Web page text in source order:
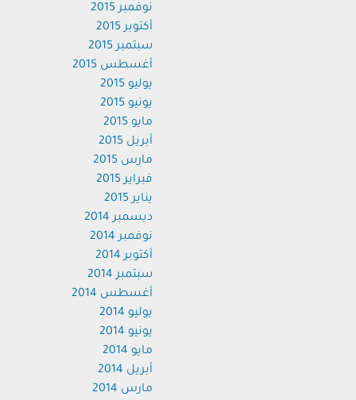
نوفمبر 2015
أكتوبر 2015
سبتمبر 2015
أغسطس 2015
يوليو 2015
يونيو 2015
مايو 2015
أبريل 2015
مارس 2015
فبراير 2015
يناير 2015
ديسمبر 2014
نوفمبر 2014
أكتوبر 2014
سبتمبر 2014
أغسطس 2014
يوليو 2014
يونيو 2014
مايو 2014
أبريل 2014
مارس 2014